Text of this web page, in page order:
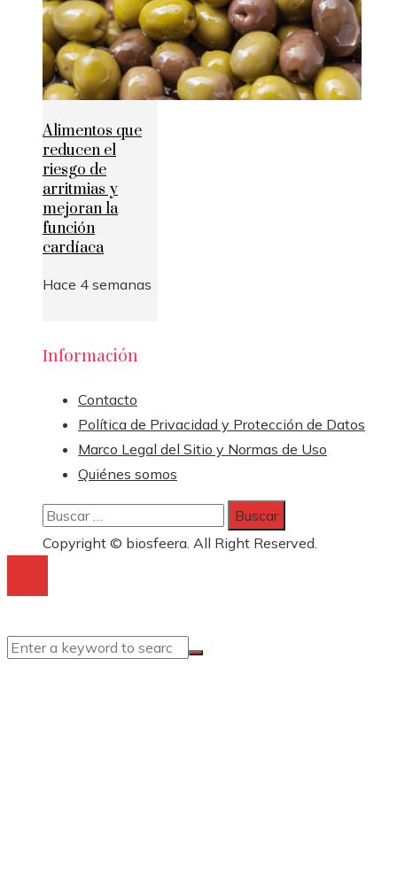
Alimentos que
reducen el
riesgo de
arritmias y
mejoran la
función
cardíaca
Hace 4 semanas
Información
Contacto
Política de Privacidad y Protección de Datos
Marco Legal del Sitio y Normas de Uso
Quiénes somos
Buscar:
Copyright © biosfeera. All Right Reserved.